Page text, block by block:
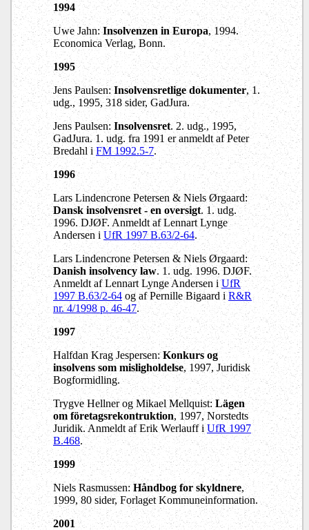
1994
Uwe Jahn:Insolvenzen in Europa, 1994.
Economica Verlag, Bonn.
1995
Jens Paulsen:Insolvensretlige dokumenter, 1.
udg., 1995, 318 sider, GadJura.
Jens Paulsen:Insolvensret. 2. udg., 1995,
GadJura. 1. udg. fra 1991 er anmeldt af Peter
Bredahl iFM 1992.5-7.
1996
Lars Lindencrone Petersen & Niels Ørgaard:
Dansk insolvensret - en oversigt. 1. udg.
1996. DJØF. Anmeldt af Lennart Lynge
Andersen i UfR 1997 B.63/2-64.
Lars Lindencrone Petersen & Niels Ørgaard:
Danish insolvency law. 1. udg. 1996. DJØF.
Anmeldt af Lennart Lynge Andersen iUfR
1997 B.63/2-64og af Pernille Bigaard iR&R
nr. 4/1998 p. 46-47.
1997
Halfdan Krag Jespersen:Konkurs og
insolvens som misligholdelse, 1997, Juridisk
Bogformidling.
Trygve Hellner og Mikael Mellquist:Lägen
om företagsrekontruktion, 1997, Norstedts
Juridik. Anmeldt af Erik Werlauff iUfR 1997
B.468.
1999
Niels Rasmussen:Håndbog for skyldnere,
1999, 80 sider, Forlaget Kommuneinformation.
2001